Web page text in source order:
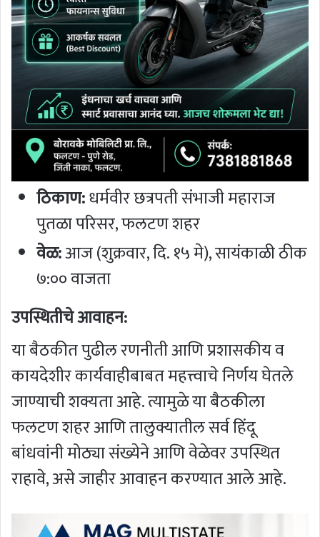
ठिकाण:धर्मवीर छत्रपती संभाजी महाराज
पुतळा परिसर, फलटण शहर
वेळ:आज (शुक्रवार, दि. १५ मे), सायंकाळी ठीक
७:०० वाजता
उपस्थितीचे आवाहन:
या बैठकीत पुढील रणनीती आणि प्रशासकीय व
कायदेशीर कार्यवाहीबाबत महत्त्वाचे निर्णय घेतले
जाण्याची शक्यता आहे. त्यामुळे या बैठकीला
फलटण शहर आणि तालुक्यातील सर्व हिंदू
बांधवांनी मोठ्या संख्येने आणि वेळेवर उपस्थित
राहावे, असे जाहीर आवाहन करण्यात आले आहे.